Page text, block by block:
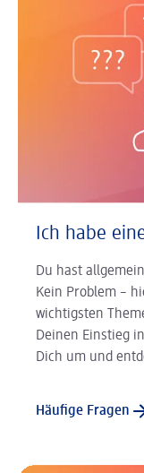
Ich habe
Du hast
Kein Problem –
wichtigsten
Deinen Einstieg
Dich um und
Häufige Fragen